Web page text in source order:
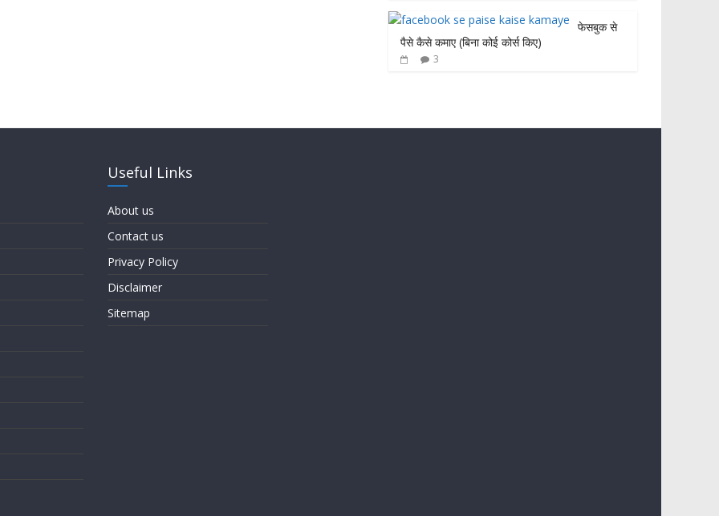
फेसबुक से
पैसे कैसे कमाए (बिना कोई कोर्स किए)
3
Useful Links
About us
Contact us
Privacy Policy
Disclaimer
Sitemap